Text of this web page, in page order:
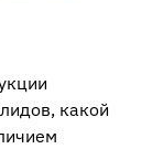
какой